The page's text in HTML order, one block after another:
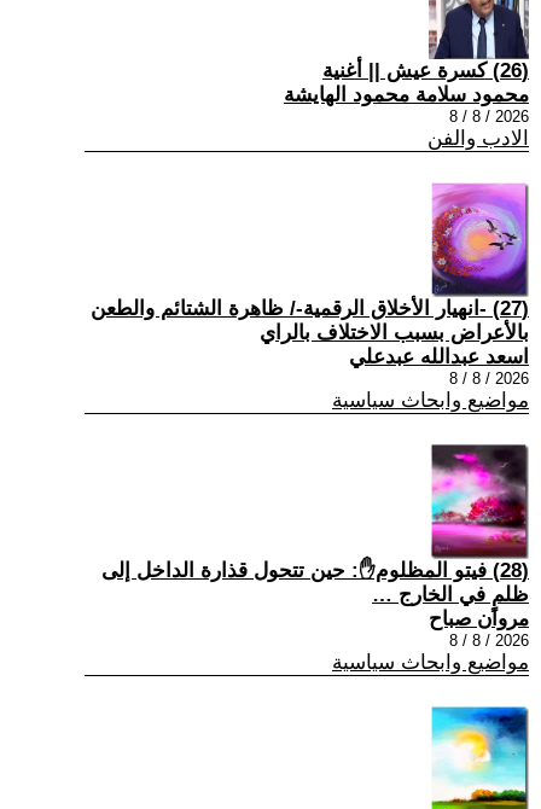
(26) كسرة عيش || أغنية
محمود سلامة محمود الهايشة
2026 / 8 / 8
الادب والفن
(27) -انهيار الأخلاق الرقمية-/ ظاهرة الشتائم والطعن
بالأعراض بسبب الاختلاف بالراي
اسعد عبدالله عبدعلي
2026 / 8 / 8
مواضيع وابحاث سياسية
(28) فيتو المظلوم✋: حين تتحول قذارة الداخل إلى
ظلمٍ في الخارج …
مروان صباح
2026 / 8 / 8
مواضيع وابحاث سياسية